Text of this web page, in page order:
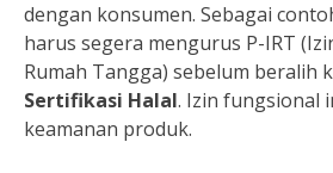
dengan konsumen. Sebagai
harus segera mengurus P-IRT
Rumah Tangga) sebelum beralih
Sertifikasi Halal. Izin fungsional
keamanan produk.